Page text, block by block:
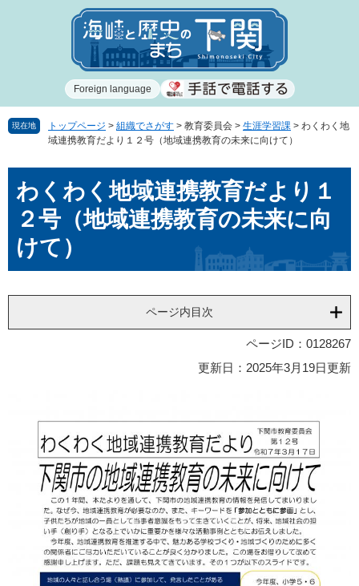
で
ば
Foreign language
現在地 トップページ > 組織でさがす > 教育委員会 > 生涯学習課 > わくわく地
域連携教育だより１２号（地域連携教育の未来に向けて）
文わくわく地域連携教育だより１
２号（地域連携教育の未来に向
けて）
ページ内目次
ページID：0128267
更新日：2025年3月19日更新